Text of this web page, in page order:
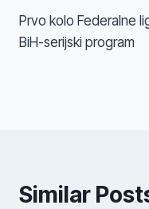
članaka
Prvo kolo Federalne
BiH-serijski program
Similar